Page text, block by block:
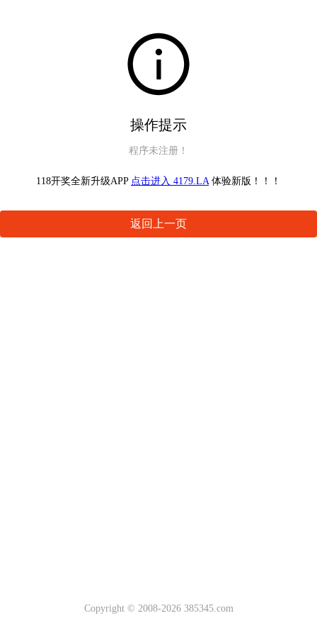
操作提示
程序未注册！
118开奖全新升级APP 点击进入 4179.LA 体验新版！！！
返回上一页
Copyright © 2008-2026 385345.com